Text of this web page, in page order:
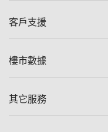
人才招募
一手新盤
減價
美聯豪宅
獨家樓盤
客戶支援
自助放盤
查詢熱線
樓市數據
樓價指數
其它服務